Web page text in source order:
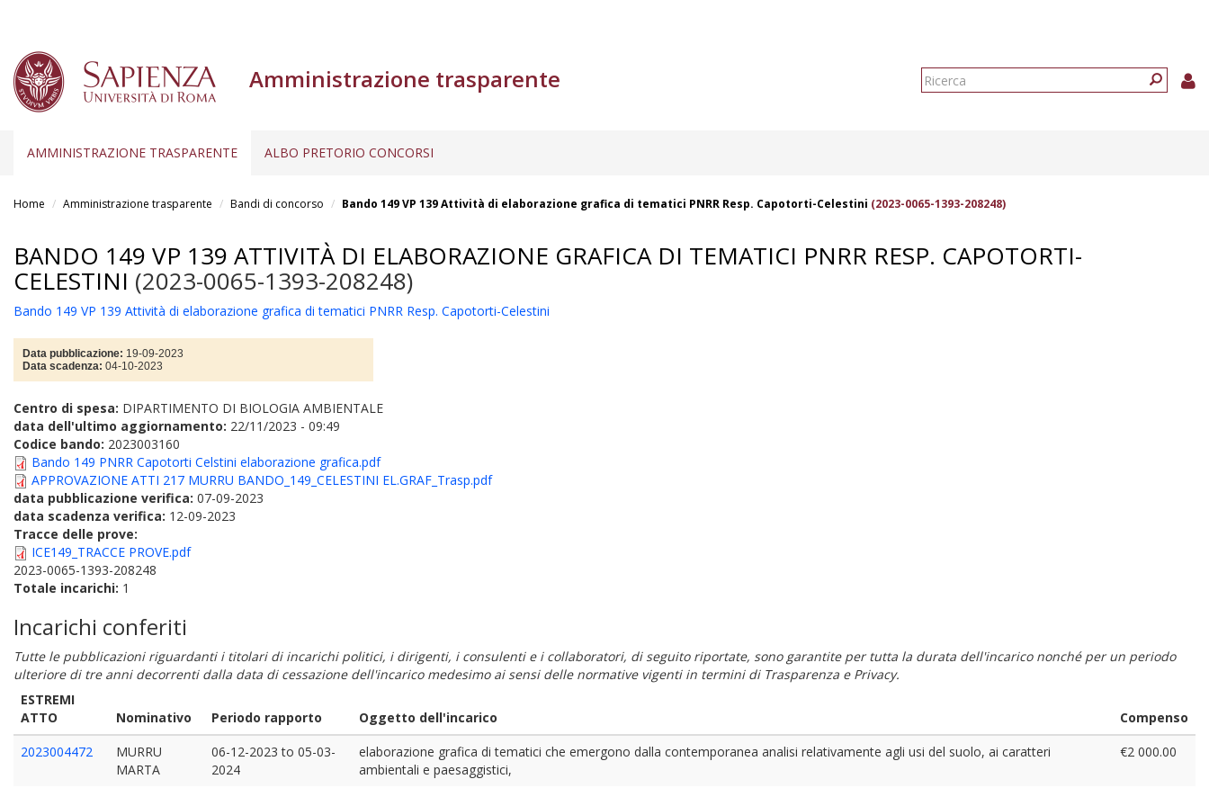
Amministrazione trasparente
Form
AMMINISTRAZIONE TRASPARENTE ALBO PRETORIO CONCORSI
Home Amministrazione trasparente Bandi di concorso Bando 149 VP 139 Attività di elaborazione grafica di tematici PNRR Resp. Capotorti-Celestini (2023-0065-1393-208248)
BANDO 149 VP 139 ATTIVITÀ DI ELABORAZIONE GRAFICA DI TEMATICI PNRR RESP. CAPOTORTI-
CELESTINI (2023-0065-1393-208248)
Bando 149 VP 139 Attività di elaborazione grafica di tematici PNRR Resp. Capotorti-Celestini
Data pubblicazione: 19-09-2023
Data scadenza: 04-10-2023
Centro di spesa: DIPARTIMENTO DI BIOLOGIA AMBIENTALE
data dell'ultimo aggiornamento: 22/11/2023 - 09:49
Codice bando: 2023003160
Bando 149 PNRR Capotorti Celstini elaborazione grafica.pdf
APPROVAZIONE ATTI 217 MURRU BANDO_149_CELESTINI EL.GRAF_Trasp.pdf
data pubblicazione verifica: 07-09-2023
data scadenza verifica: 12-09-2023
Tracce delle prove:
ICE149_TRACCE PROVE.pdf
2023-0065-1393-208248
Totale incarichi: 1
Incarichi conferiti
Tutte le pubblicazioni riguardanti i titolari di incarichi politici, i dirigenti, i consulenti e i collaboratori, di seguito riportate, sono garantite per tutta la durata dell'incarico nonché per un periodo
ulteriore di tre anni decorrenti dalla data di cessazione dell'incarico medesimo ai sensi delle normative vigenti in termini di Trasparenza e Privacy.
ESTREMI
ATTO
Nominativo Periodo rapporto Oggetto dell'incarico
Compenso
2023004472
MURRU
MARTA
06-12-2023 to 05-03-
2024
elaborazione grafica di tematici che emergono dalla contemporanea analisi relativamente agli usi del suolo, ai caratteri
ambientali e paesaggistici,
€2 000.00